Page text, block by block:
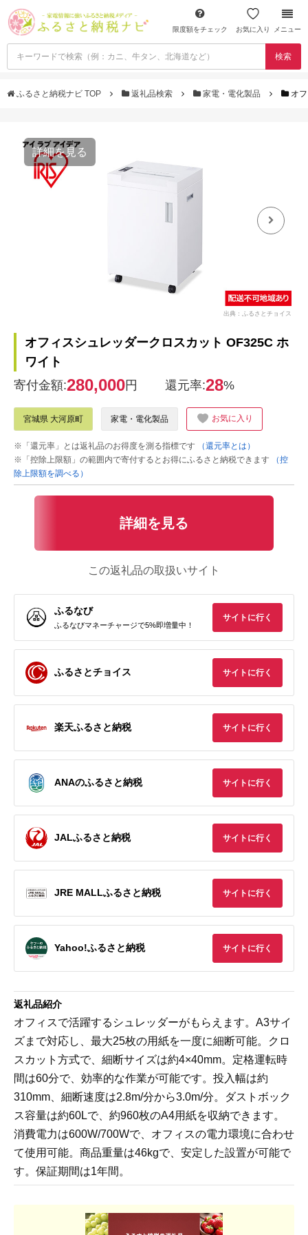
限度額をチェック お気に入り メニュー
検索
ふるさと納税ナビ TOP 返礼品検索 家電・電化製品 オ
詳細を見る
出典：ふるさとチョイス
オフィスシュレッダークロスカット OF325C ホ
ワイト
寄付金額:280,000円 還元率:28%
宮城県 大河原町 家電・電化製品 お気に入り
※「還元率」とは返礼品のお得度を測る指標です
（還元率とは）
※「控除上限額」の範囲内で寄付するとお得にふるさと納税できます
（控
除上限額を調べる）
詳細を見る
この返礼品の取扱いサイト
ふるなび
ふるなびマネーチャージで5%即増量中！
サイトに行く
ふるさとチョイス サイトに行く
楽天ふるさと納税 サイトに行く
ANAのふるさと納税 サイトに行く
JALふるさと納税 サイトに行く
JRE MALLふるさと納税 サイトに行く
Yahoo!ふるさと納税 サイトに行く
返礼品紹介
オフィスで活躍するシュレッダーがもらえます。A3サイ
ズまで対応し、最大25枚の用紙を一度に細断可能。クロ
スカット方式で、細断サイズは約4×40mm。定格運転時
間は60分で、効率的な作業が可能です。投入幅は約
310mm、細断速度は2.8m/分から3.0m/分。ダストボック
ス容量は約60Lで、約960枚のA4用紙を収納できます。
消費電力は600W/700Wで、オフィスの電力環境に合わせ
て使用可能。商品重量は46kgで、安定した設置が可能で
す。保証期間は1年間。